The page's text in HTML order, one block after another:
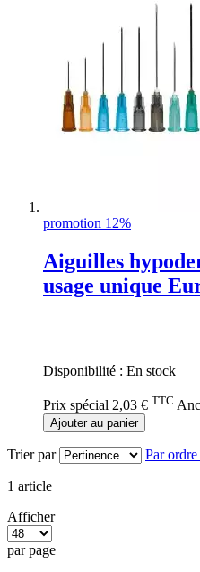
promotion 12%
Aiguilles
usage unique
Disponibilité : En stock
Prix spécial 2,03 € TTC
Ajouter au panier
Trier par Par
1 article
Afficher
par page